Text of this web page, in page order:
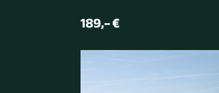
189,– €